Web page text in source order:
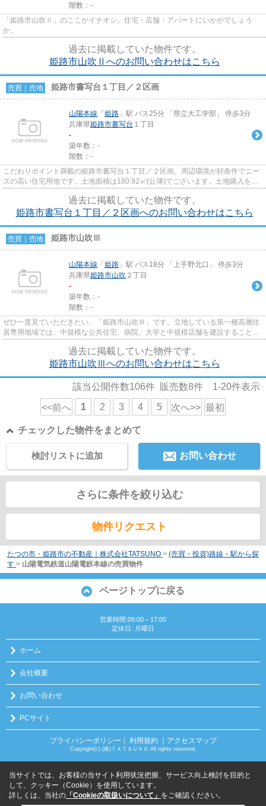
階数：-
「姫路市山吹Ⅱ」のここがイチオシ。住宅・店舗・アパートにいかがでしょう
か。
過去に掲載していた物件です。
姫路市山吹Ⅱへのお問い合わせはこちら
売買｜売地 姫路市書写台１丁目／２区画
山陽本線 「 姫路 」駅 バス25分 「県立大工学部」 停歩3分
兵庫県姫路市書写台 １丁目
-
築年数：-
階数：-
こだわりポイント満載の姫路市書写台１丁目／２区画。周辺環境が好条件でニー
ズの高い住宅用地です。土地面積は180.92㎡(公簿)でございます。土地購入をお
過去に掲載していた物件です。
姫路市書写台１丁目／２区画へのお問い合わせはこちら
売買｜売地 姫路市山吹Ⅲ
山陽本線 「 姫路 」駅 バス18分 「上手野北口」 停歩3分
兵庫県姫路市山吹 ２丁目
-
築年数：-
階数：-
ぜひ一度見ていただきたい、「姫路市山吹Ⅲ」です。立地している第一種高層住
居専用地域では、中規模な公共住宅、病院、大学と中規模店舗を建設することが
過去に掲載していた物件です。
姫路市山吹Ⅲへのお問い合わせはこちら
該当公開件数106件 販売数8件 1-20件表示
<<前へ 1 2 3 4 5 次へ>> 最初
チェックした物件をまとめて
お問い合わせ
検討リストに追加
さらに条件を絞り込む
物件リクエスト
たつの市・姫路市の不動産｜株式会社TATSUNO > (売買・投資)路線・駅から探
す > 山陽電気鉄道山陽電鉄本線の売買物件
ページトップに戻る
営業時間:09:00～17:00
定休日: 月曜日
ホーム
会社概要
お問い合わせ
PCサイト
プライバシーポリシー ｜ 利用規約 ｜アクセスマップ
Copyright(c) (株)ＴＡＴＳＵＮＯ All rights reserved.
当サイトでは、お客様の当サイト利用状況把握、サービス向上検討を目的と
して、クッキー（Cookie）を使用しています。
詳しくは、当社の 「Cookieの取扱いについて」 をご確認ください。